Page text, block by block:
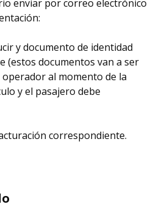
enviar por correo electrónico
y documento de identidad
(estos documentos van a ser
al momento de la
y el pasajero debe
correspondiente.